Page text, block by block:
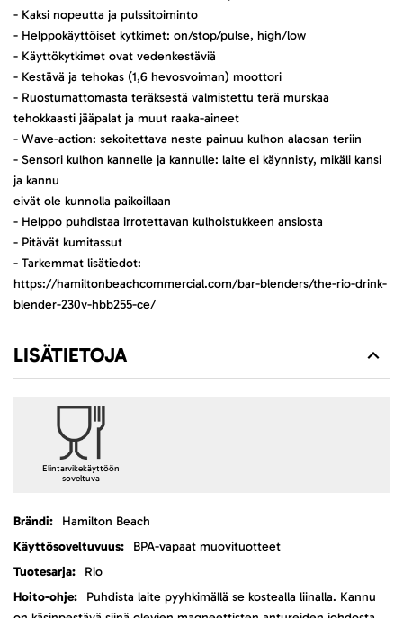
- Kaksi nopeutta ja pulssitoiminto
- Helppokäyttöiset kytkimet: on/stop/pulse, high/low
- Käyttökytkimet ovat vedenkestäviä
- Kestävä ja tehokas (1,6 hevosvoiman) moottori
- Ruostumattomasta teräksestä valmistettu terä murskaa
tehokkaasti jääpalat ja muut raaka-aineet
- Wave-action: sekoitettava neste painuu kulhon alaosan teriin
- Sensori kulhon kannelle ja kannulle: laite ei käynnisty, mikäli kansi
ja kannu
eivät ole kunnolla paikoillaan
- Helppo puhdistaa irrotettavan kulhoistukkeen ansiosta
- Pitävät kumitassut
- Tarkemmat lisätiedot:
https://hamiltonbeachcommercial.com/bar-blenders/the-rio-drink-
blender-230v-hbb255-ce/
LISÄTIETOJA
Elintarvikekäyttöön
soveltuva
LisätietojaHamilton Beach
BPA-vapaat muovituotteet
Rio
Puhdista laite pyyhkimällä se kostealla liinalla. Kannu